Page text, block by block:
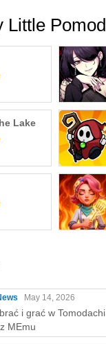
Little
Lake
May 14, 2026
i grać w
MEmu